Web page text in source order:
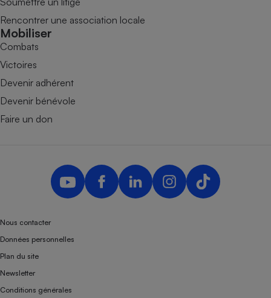
Rencontrer une association locale
Mobiliser
Combats
Victoires
Devenir adhérent
Devenir bénévole
Faire un don
Nous contacter
Données personnelles
Plan du site
Newsletter
Conditions générales